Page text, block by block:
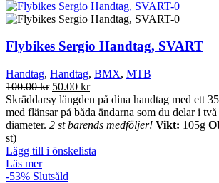
Flybikes Sergio Handtag, SVART
Handtag, Handtag, BMX, MTB
100.00kr Det
ursprungliga
priset
var:
50.00 krDet
nuvarande
priset
är:
Skräddarsy längden på dina handtag med ett
med flänsar på båda ändarna som du delar i
diameter. 2 st barends medföljer! Vikt: 105g
st)
Lägg till i önskelista
Läs mer
-53% Slutsåld